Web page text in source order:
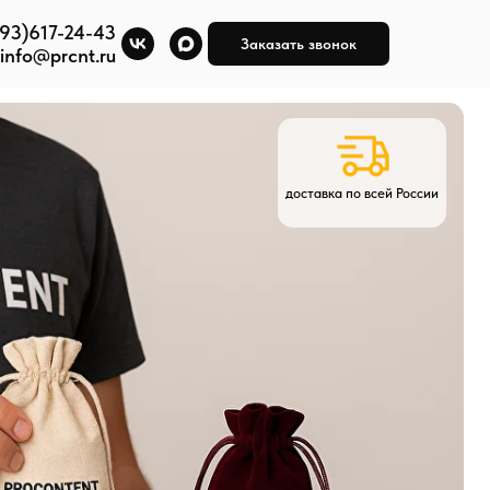
24-43
info@prcnt.ru
Заказать звонок
ЗАКАЗАТЬ ЗВОНОК